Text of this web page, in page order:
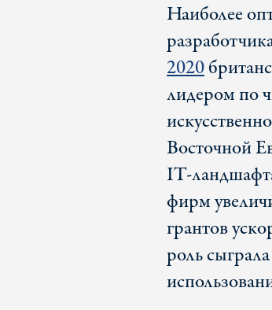
Наиболее
2020
лидером по
Восточной
IT-
фирм
грантов
роль